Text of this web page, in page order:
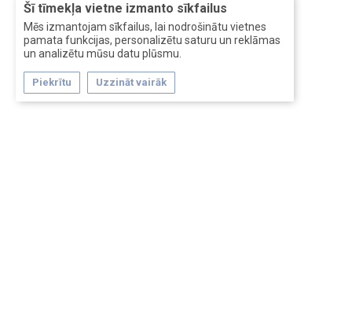
Šī tīmekļa vietne izmanto sīkfailus
Mēs izmantojam sīkfailus, lai nodrošinātu vietnes
pamata funkcijas, personalizētu saturu un reklāmas
un analizētu mūsu datu plūsmu.
Piekrītu Uzzināt vairāk